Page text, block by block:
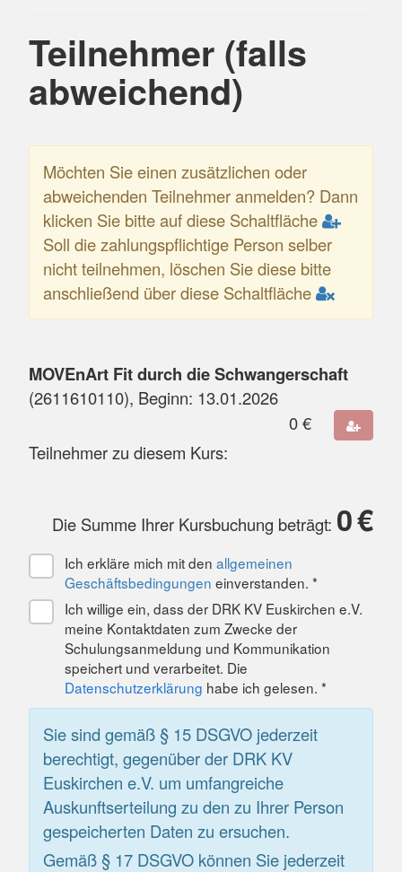
Teilnehmer (falls
abweichend)
Möchten Sie einen zusätzlichen oder
abweichenden Teilnehmer anmelden? Dann
klicken Sie bitte auf diese Schaltfläche
Soll die zahlungspflichtige Person selber
nicht teilnehmen, löschen Sie diese bitte
anschließend über diese Schaltfläche
MOVEnArt Fit durch die Schwangerschaft
(2611610110), Beginn: 13.01.2026
0€
Teilnehmer zu diesem Kurs:
Die Summe Ihrer Kursbuchung beträgt: 0€
Ich erkläre mich mit den allgemeinen
Geschäftsbedingungen einverstanden. *
Ich willige ein, dass der DRK KV Euskirchen e.V.
meine Kontaktdaten zum Zwecke der
Schulungsanmeldung und Kommunikation
speichert und verarbeitet. Die
Datenschutzerklärung habe ich gelesen. *
Sie sind gemäß § 15 DSGVO jederzeit
berechtigt, gegenüber der DRK KV
Euskirchen e.V. um umfangreiche
Auskunftserteilung zu den zu Ihrer Person
gespeicherten Daten zu ersuchen.
Gemäß § 17 DSGVO können Sie jederzeit